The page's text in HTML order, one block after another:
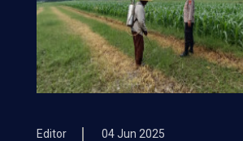
Editor 04 Jun 2025